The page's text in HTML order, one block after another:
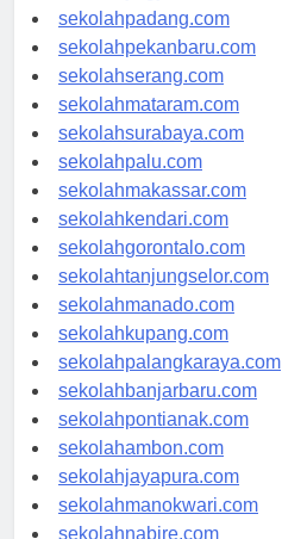
sekolahyogyakarta.com
sekolahpadang.com
sekolahpekanbaru.com
sekolahserang.com
sekolahmataram.com
sekolahsurabaya.com
sekolahpalu.com
sekolahmakassar.com
sekolahkendari.com
sekolahgorontalo.com
sekolahtanjungselor.com
sekolahmanado.com
sekolahkupang.com
sekolahpalangkaraya.com
sekolahbanjarbaru.com
sekolahpontianak.com
sekolahambon.com
sekolahjayapura.com
sekolahmanokwari.com